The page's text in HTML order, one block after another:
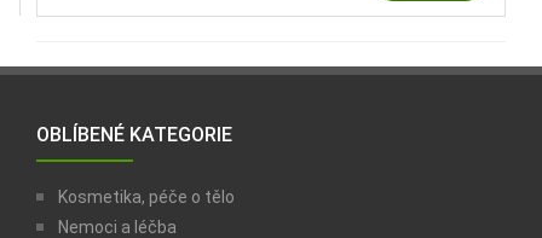
OBLÍBENÉ KATEGORIE
Kosmetika, péče o tělo
Nemoci a léčba